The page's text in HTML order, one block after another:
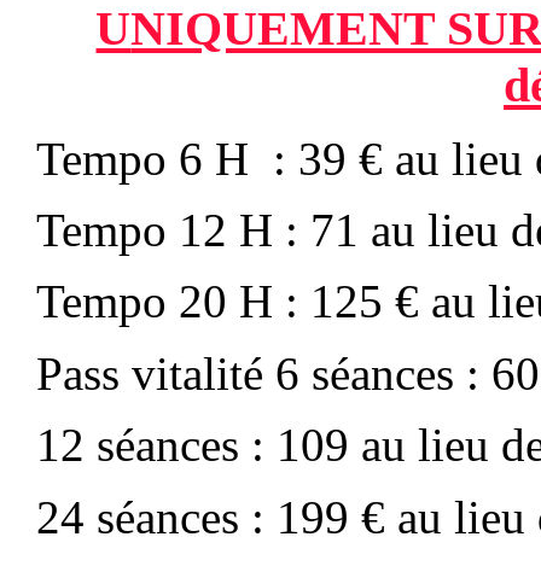
UNIQUEMENT
Tempo 6 H : 39 € au lieu
Tempo 12 H : 71 au lieu
Tempo 20 H : 125 € au
Pass vitalité 6 séances :
12 séances : 109 au lieu
24 séances : 199 € au